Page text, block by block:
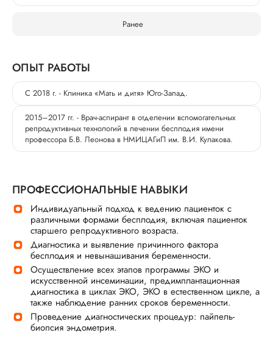
Ранее
ОПЫТ РАБОТЫ
С 2018 г. - Клиника «Мать и дитя» Юго-Запад.
2015–2017 гг. - Врач-аспирант в отделении вспомогательных
репродуктивных технологий в лечении бесплодия имени
профессора Б.В. Леонова в НМИЦАГиП им. В.И. Кулакова.
ПРОФЕССИОНАЛЬНЫЕ НАВЫКИ
Индивидуальный подход к ведению пациенток с
различными формами бесплодия, включая пациенток
старшего репродуктивного возраста.
Диагностика и выявление причинного фактора
бесплодия и невынашивания беременности.
Осуществление всех этапов программы ЭКО и
искусственной инсеминации, предимплантационная
диагностика в циклах ЭКО, ЭКО в естественном цикле, а
также наблюдение ранних сроков беременности.
Проведение диагностических процедур: пайпель-
биопсия эндометрия.